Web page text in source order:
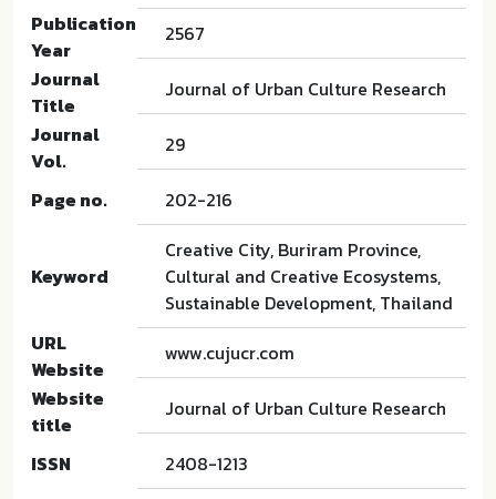
Publication
Year
2567
Journal
Title
Journal of Urban Culture Research
Journal
Vol.
29
Page no. 202-216
Keyword
Creative City, Buriram Province,
Cultural and Creative Ecosystems,
Sustainable Development, Thailand
URL
Website
www.cujucr.com
Website
title
Journal of Urban Culture Research
ISSN 2408-1213